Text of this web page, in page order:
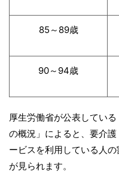
85～89歳
90～94歳
厚生労働省が公表してい
の概況」によると、要介
ービスを利用している人
が見られます。